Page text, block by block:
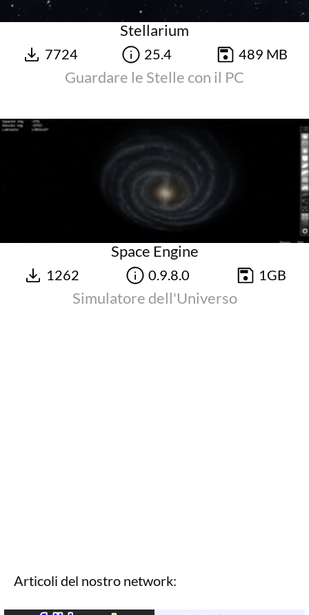
Stellarium
7724 25.4 489 MB
Guardare le Stelle con il PC
Space Engine
1262 0.9.8.0 1GB
Simulatore dell'Universo
Articoli del nostro network: